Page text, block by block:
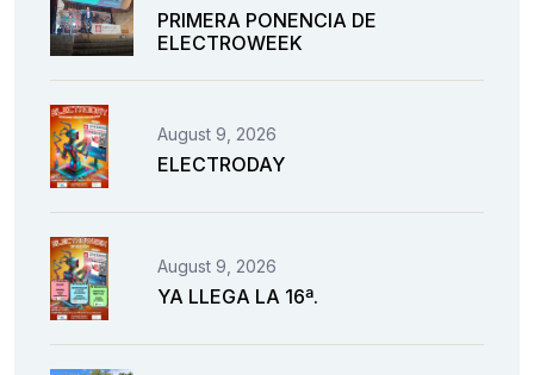
PRIMERA PONENCIA DE
ELECTROWEEK
August 9, 2026
ELECTRODAY
August 9, 2026
YA LLEGA LA 16ª.